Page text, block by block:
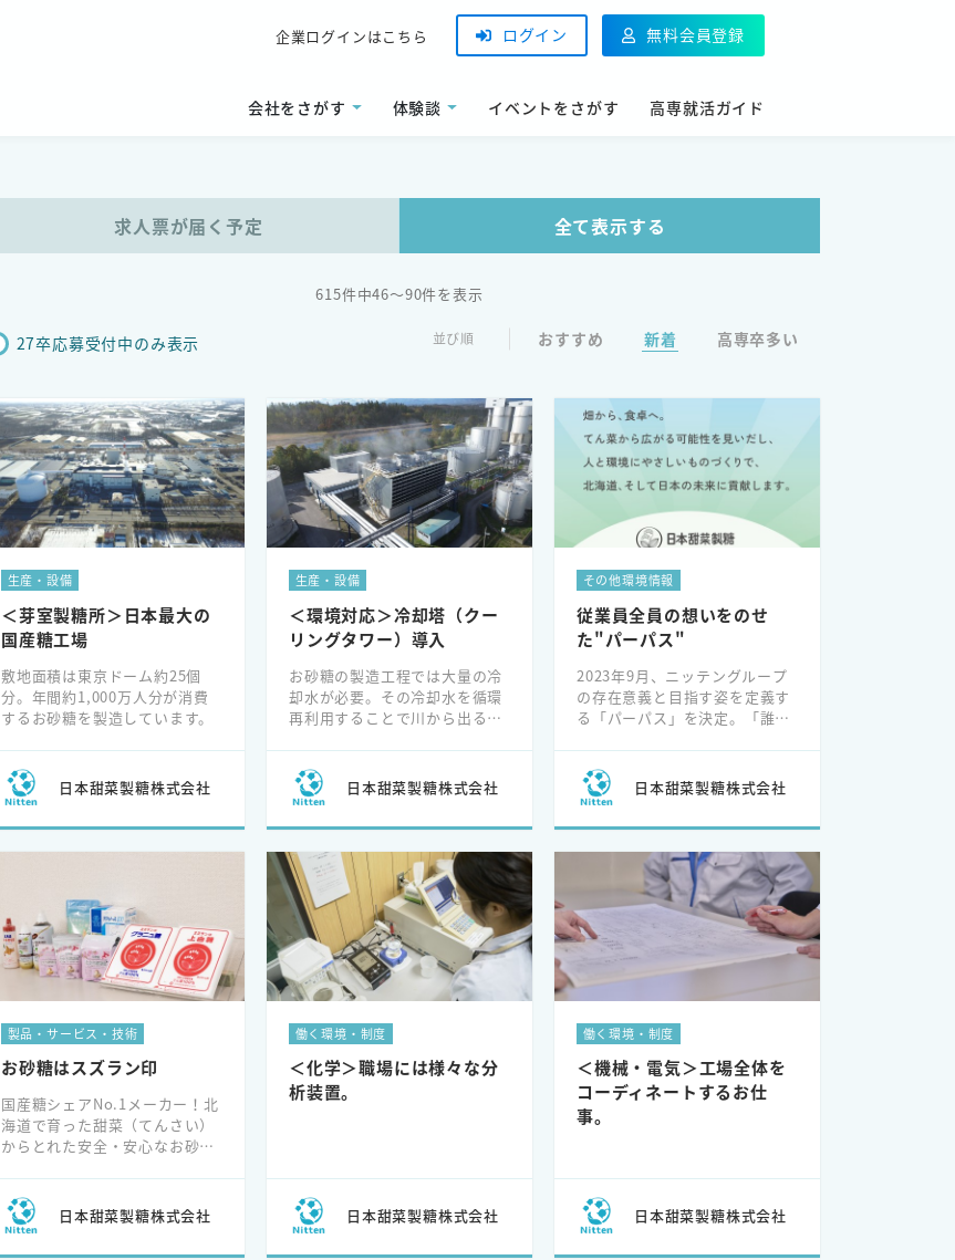
企業ログインはこちら ログイン 無料会員登録
会社をさがす 体験談 イベントをさがす 高専就活ガイド
求人票が届く予定 全て表示する
27卒応募受付中のみ表示 並び順 おすすめ 新着 高専卒多い
生産・設備
＜芽室製糖所＞日本最大の
国産糖工場
敷地面積は東京ドーム約25個
分。年間約1,000万人分が消費
するお砂糖を製造しています。
日本甜菜製糖株式会社
生産・設備
＜環境対応＞冷却塔（クー
リングタワー）導入
お砂糖の製造工程では大量の冷
却水が必要。その冷却水を循環
再利用することで川から出る水
（2013年比）。日本甜菜製糖株式会社
その他環境情報
従業員全員の想いをのせ
た"パーパス"
2023年9月、ニッテングループ
の存在意義と目指す姿を定義す
る「パーパス」を決定。「誰も
言葉にまとめました。
日本甜菜製糖株式会社
製品・サービス・技術
お砂糖はスズラン印
国産糖シェアNo.1メーカー！北
海道で育った甜菜（てんさい）
からとれた安全・安心なお砂糖
日本甜菜製糖株式会社
働く環境・制度
＜化学＞職場には様々な分
析装置。
日本甜菜製糖株式会社
働く環境・制度
＜機械・電気＞工場全体を
コーディネートするお仕
事。
日本甜菜製糖株式会社
615件中46〜90件を表示